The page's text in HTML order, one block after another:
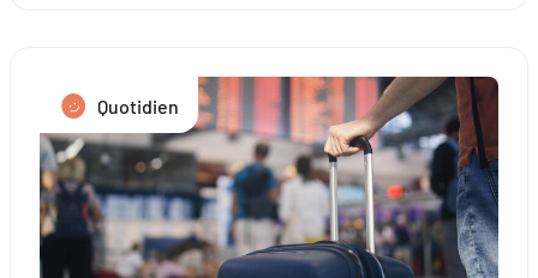
son
installation
au
Luxembourg
Quotidien